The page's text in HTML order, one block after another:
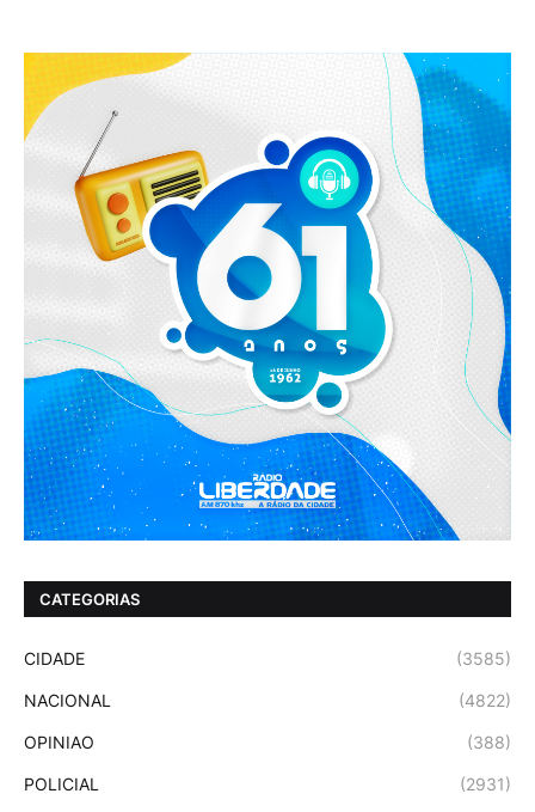
CATEGORIAS
CIDADE (3585)
NACIONAL (4822)
OPINIAO (388)
POLICIAL (2931)